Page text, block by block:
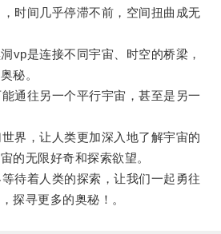
间几乎停滞不前，空间扭曲成无
是连接不同宇宙、时空的桥梁，
秘。
往另一个平行宇宙，甚至是另一
，让人类更加深入地了解宇宙的
的无限好奇和探索欲望。
着人类的探索，让我们一起勇往
探寻更多的奥秘！。